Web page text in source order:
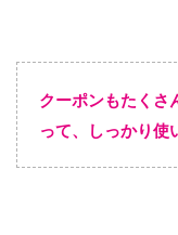
クーポンもたくさ
って、しっかり使